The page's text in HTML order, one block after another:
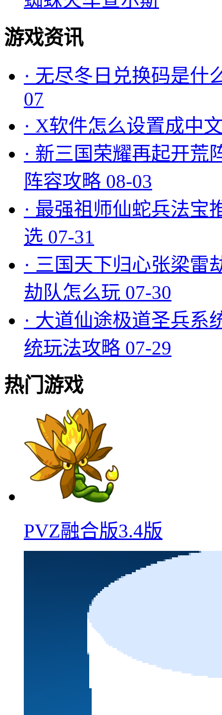
游戏资讯
· 无尽冬日兑换码是什
07
· X软件怎么设置成中
· 新三国荣耀再起开荒
阵容攻略 08-03
· 最强祖师仙蛇兵法宝
选 07-31
· 三国天下归心张梁雷
劫队怎么玩 07-30
· 大道仙途极道圣兵系
统玩法攻略 07-29
热门游戏
PVZ融合版3.4版